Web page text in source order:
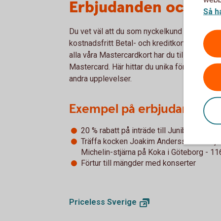
Erbjudanden och
Du vet väl att du som nyckelkund utöver ett
kostnadsfritt Betal- och kreditkort
alla våra Mastercardkort har du tillgång till
Mastercard. Här hittar du unika förmåner,
andra upplevelser.
Exempel på erbjudanden
20 % rabatt på inträde till Junibacken
Träffa kocken Joakim Andersson och
Michelin-stjärna på Koka i Göteborg -
Förtur till mängder med konserter
Priceless Sverige
Så